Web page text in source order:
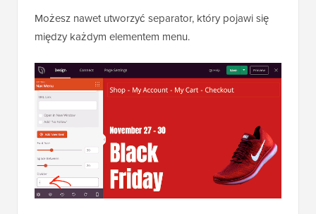
Możesz nawet utworzyć separator, który pojawi się
między każdym elementem menu.